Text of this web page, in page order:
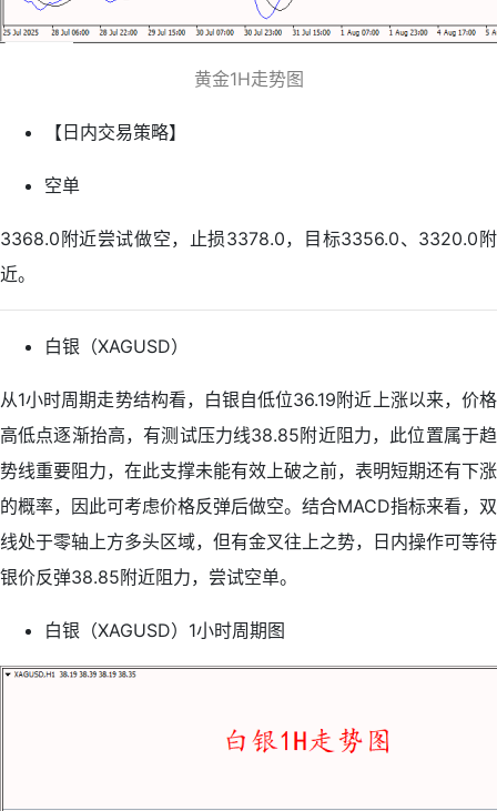
黄金1H走势图
【日内交易策略】
空单
3368.0附近尝试做空，止损3378.0，目标3356.0、3320.0附
近。
白银（XAGUSD）
从1小时周期走势结构看，白银自低位36.19附近上涨以来，价格
高低点逐渐抬高，有测试压力线38.85附近阻力，此位置属于趋
势线重要阻力，在此支撑未能有效上破之前，表明短期还有下涨
的概率，因此可考虑价格反弹后做空。结合MACD指标来看，双
线处于零轴上方多头区域，但有金叉往上之势，日内操作可等待
银价反弹38.85附近阻力，尝试空单。
白银（XAGUSD）1小时周期图